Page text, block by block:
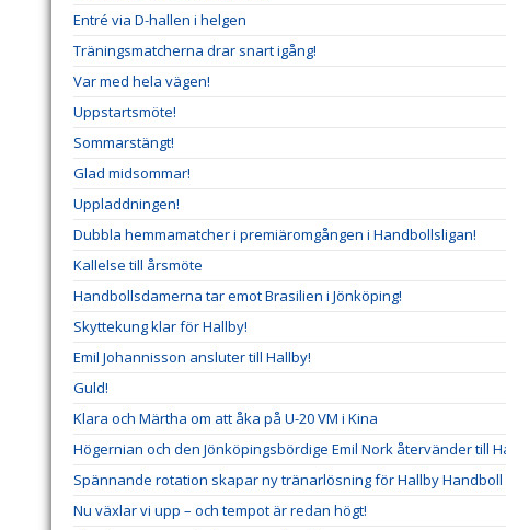
Entré via D-hallen i helgen
Träningsmatcherna drar snart igång!
Var med hela vägen!
Uppstartsmöte!
Sommarstängt!
Glad midsommar!
Uppladdningen!
Dubbla hemmamatcher i premiäromgången i Handbollsligan!
Kallelse till årsmöte
Handbollsdamerna tar emot Brasilien i Jönköping!
Skyttekung klar för Hallby!
Emil Johannisson ansluter till Hallby!
Guld!
Klara och Märtha om att åka på U-20 VM i Kina
Högernian och den Jönköpingsbördige Emil Nork återvänder till
Spännande rotation skapar ny tränarlösning för Hallby Handboll
Nu växlar vi upp – och tempot är redan högt!